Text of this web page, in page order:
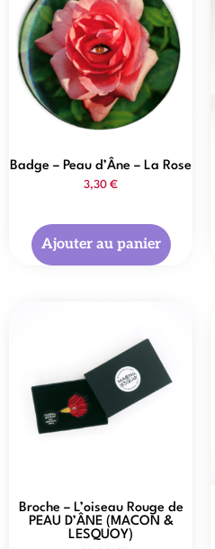
Badge – Peau d’Âne – La Rose
3,30 €
Ajouter au panier
Broche – L’oiseau Rouge de
PEAU D’ÂNE (MACON &
LESQUOY)